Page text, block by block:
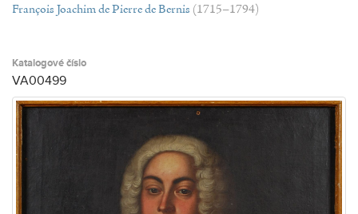
François Joachim de Pierre de Bernis (1715–1794)
Katalogové číslo
VA00499